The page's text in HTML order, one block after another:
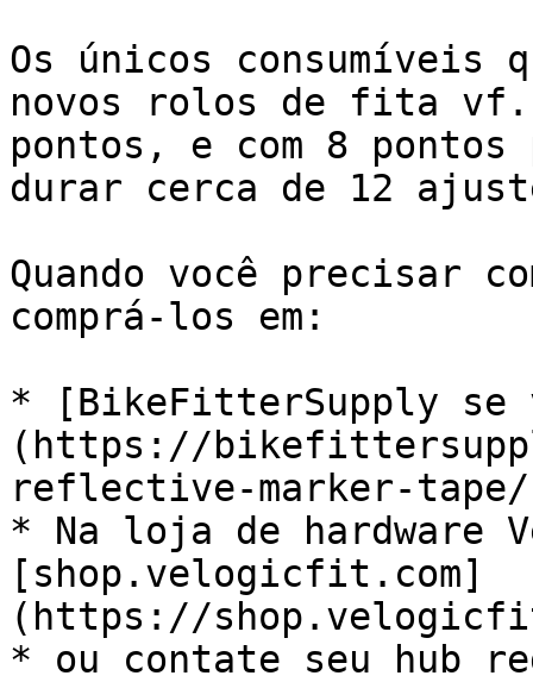
Os únicos consumíveis
novos rolos de fita vf.
pontos, e com 8
durar cerca de 12
Quando você precisar
comprá-los em:
* [BikeFitterSupply se
(https://
reflective-marker-
* Na loja de hardware
[shop.velogicfit.com]
(https://
* ou contate seu hub